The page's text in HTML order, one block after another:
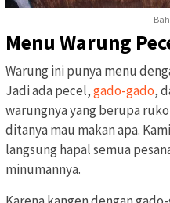
Menu Warung
Warung ini punya menu
Jadi ada pecel,gado-gado,
warungnya yang berupa
ditanya mau makan apa.
langsung hapal semua
minumannya.